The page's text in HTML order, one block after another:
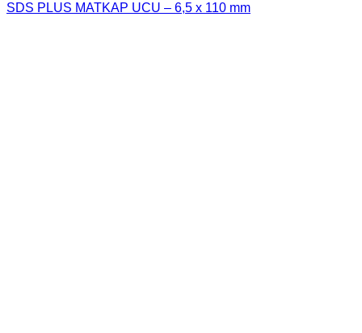
SDS PLUS MATKAP UCU – 6,5 x 110 mm